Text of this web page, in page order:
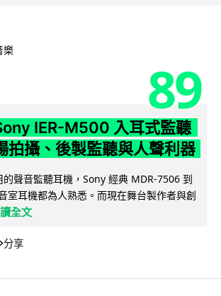
樂
89
IER-M500 入耳式監聽
拍攝、後製監聽與人聲利器
聲音監聽耳機，Sony 經典 MDR-7506 到
室耳機都為人熟悉。而現在舞台製作者與創
全文
分享